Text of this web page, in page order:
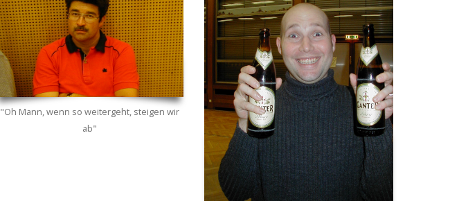
"Oh Mann, wenn so weitergeht, steigen wir
ab"